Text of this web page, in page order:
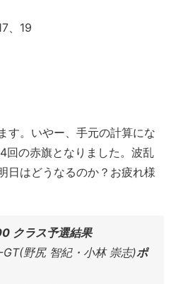
、19
す。いやー、手元の計算にな
回の赤旗となりました。波乱
日はどうなるのか？お疲れ様
クラス予選結果
野尻 智紀・小林 崇志)ポ